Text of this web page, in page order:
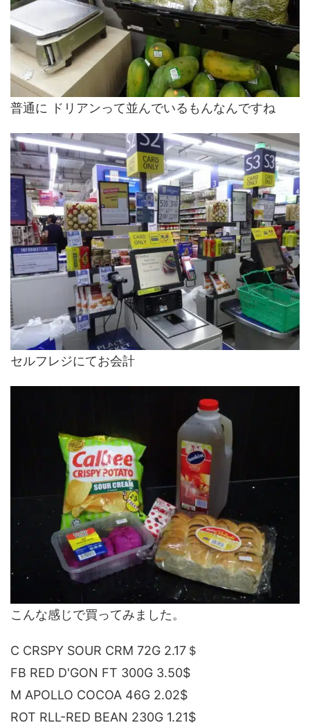
普通に ドリアンって並んでいるもんなんですね
セルフレジにてお会計
こんな感じで買ってみました。
C CRSPY SOUR CRM 72G 2.17＄
FB RED D'GON FT 300G 3.50$
M APOLLO COCOA 46G 2.02$
ROT RLL-RED BEAN 230G 1.21$